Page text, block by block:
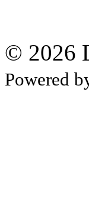
© 2026
Powered